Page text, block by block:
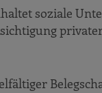
soziale